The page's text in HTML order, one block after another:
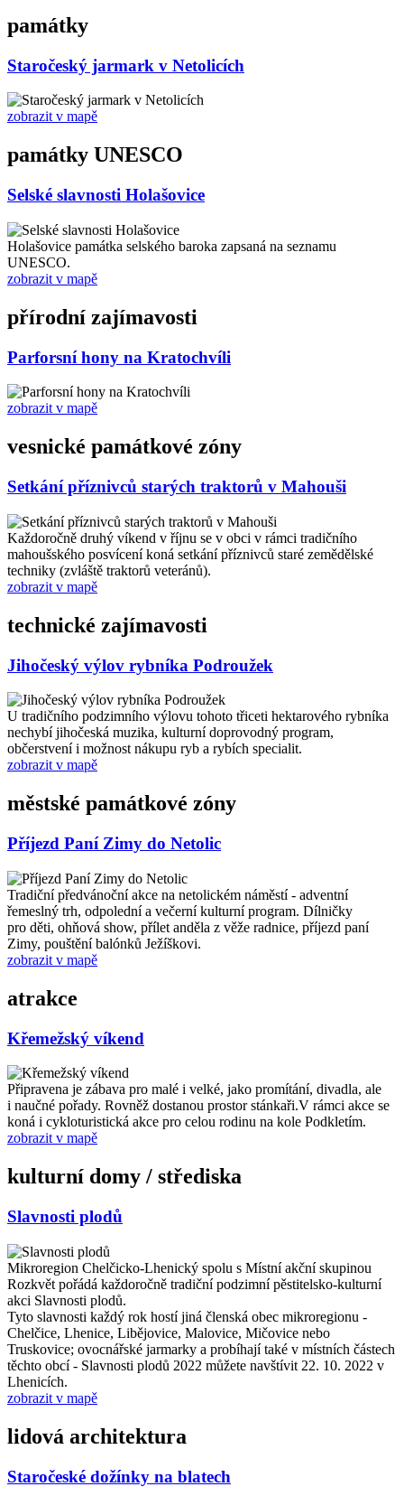
památky
Staročeský jarmark v Netolicích
zobrazit v mapě
památky UNESCO
Selské slavnosti Holašovice
Holašovice památka selského baroka zapsaná na seznamu
UNESCO.
zobrazit v mapě
přírodní zajímavosti
Parforsní hony na Kratochvíli
zobrazit v mapě
vesnické památkové zóny
Setkání příznivců starých traktorů v Mahouši
Každoročně druhý víkend v říjnu se v obci v rámci tradičního
mahoušského posvícení koná setkání příznivců staré zemědělské
techniky (zvláště traktorů veteránů).
zobrazit v mapě
technické zajímavosti
Jihočeský výlov rybníka Podroužek
U tradičního podzimního výlovu tohoto třiceti hektarového rybníka
nechybí jihočeská muzika, kulturní doprovodný program,
občerstvení i možnost nákupu ryb a rybích specialit.
zobrazit v mapě
městské památkové zóny
Příjezd Paní Zimy do Netolic
Tradiční předvánoční akce na netolickém náměstí - adventní
řemeslný trh, odpolední a večerní kulturní program. Dílničky
pro děti, ohňová show, přílet anděla z věže radnice, příjezd paní
Zimy, pouštění balónků Ježíškovi.
zobrazit v mapě
atrakce
Křemežský víkend
Připravena je zábava pro malé i velké, jako promítání, divadla, ale
i naučné pořady. Rovněž dostanou prostor stánkaři.V rámci akce se
koná i cykloturistická akce pro celou rodinu na kole Podkletím.
zobrazit v mapě
kulturní domy / střediska
Slavnosti plodů
Mikroregion Chelčicko-Lhenický spolu s Místní akční skupinou
Rozkvět pořádá každoročně tradiční podzimní pěstitelsko-kulturní
akci Slavnosti plodů.
Tyto slavnosti každý rok hostí jiná členská obec mikroregionu -
Chelčice, Lhenice, Libějovice, Malovice, Mičovice nebo
Truskovice; ovocnářské jarmarky a probíhají také v místních částech
těchto obcí - Slavnosti plodů 2022 můžete navštívit 22. 10. 2022 v
Lhenicích.
zobrazit v mapě
lidová architektura
Staročeské dožínky na blatech